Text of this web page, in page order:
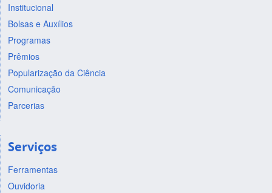
Institucional
Bolsas e Auxílios
Programas
Prêmios
Popularização da Ciência
Comunicação
Parcerias
Serviços
Ferramentas
Ouvidoria